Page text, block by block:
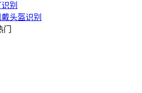
别
头盔识别
门